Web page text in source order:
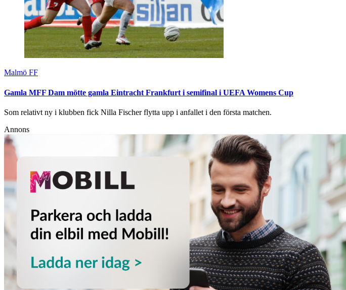
Malmö FF
Gamla MFF Dam mötte gamla Eintracht Frankfurt i semifinal i UEFA Womens Cup
Som relativt ny i klubben fick Nilla Fischer flytta upp i anfallet i den första matchen.
Annons